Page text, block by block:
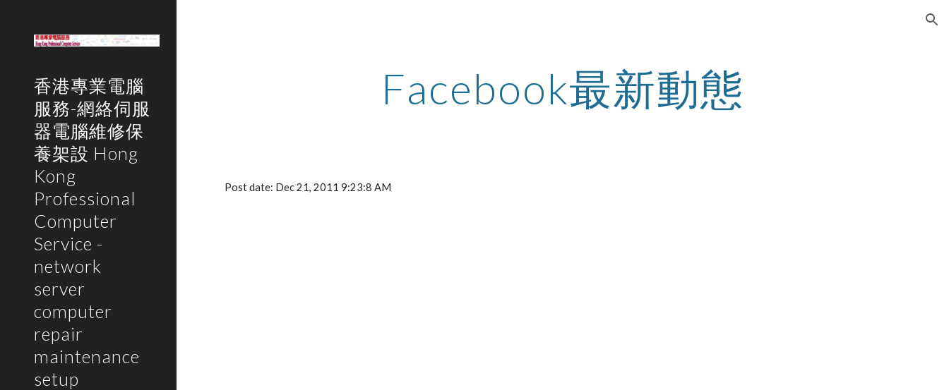
香港專業電腦
服務-網絡伺服
器電腦維修保
養架設 Hong
Kong
Professional
Computer
Service -
network
server
computer
repair
maintenance
setup
Facebook最新動態
Post date: Dec 21, 2011 9:23:8 AM